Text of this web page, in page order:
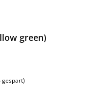
green)
gespart)